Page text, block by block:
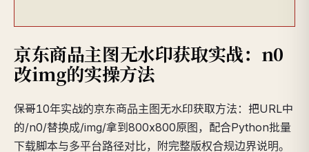
京东商品主图无水印获取实战：n0
改img的实操方法
保哥10年实战的京东商品主图无水印获取方法：把URL中
的/n0/替换成/img/拿到800x800原图，配合Python批量
下载脚本与多平台路径对比，附完整版权合规边界说明。